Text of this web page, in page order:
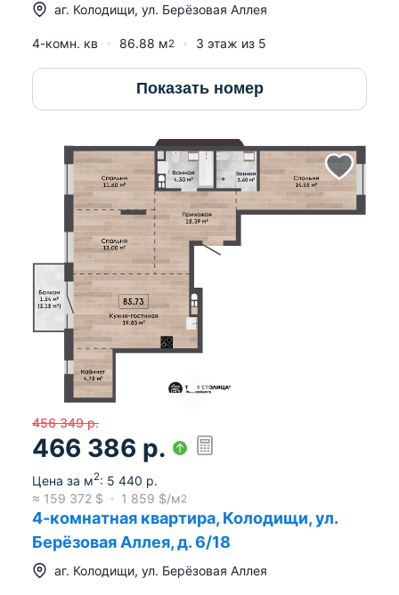
аг. Колодищи, ул. Берёзовая Аллея
4-комн. кв 86.88 м2 3 этаж из 5
Показать номер
456 349 р.
466 386 р.
Цена за м2: 5 440 р.
≈ 159 372 $ 1 859 $/м2
4-комнатная квартира, Колодищи, ул.
Берёзовая Аллея, д. 6/18
аг. Колодищи, ул. Берёзовая Аллея